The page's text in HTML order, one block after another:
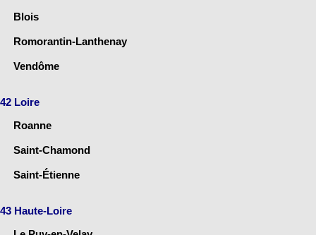
Blois
Romorantin-Lanthenay
Vendôme
42 Loire
Roanne
Saint-Chamond
Saint-Étienne
43 Haute-Loire